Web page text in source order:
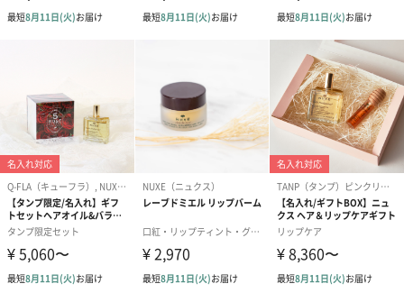
サラッとしたテクスチャーと魅惑的な香りはそのままに、エイジ
ングケア*2に適した
「ツバキオイル*3」と「アルガンオイル*4」を新たに配合し、7種
*5の植物オイルのブレンドにリニューアル。
シールド効果で肌を保護しながら、うるおいのあるハリツヤ肌、
ツヤのある健康的で美しい髪へと導きます。
*1GERSDATA- フランスファーマシー市場ボディオイル部門 2022
年6月での年間移動合計*2 年齢に応じたお手入れ*3 ツバキ種子油
（エモリエント成分）*4 アルガニアスピノサ核油（エモリエント